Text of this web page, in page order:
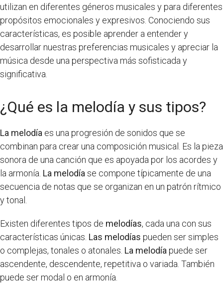
utilizan en diferentes géneros musicales y para diferentes
propósitos emocionales y expresivos. Conociendo sus
características, es posible aprender a entender y
desarrollar nuestras preferencias musicales y apreciar la
música desde una perspectiva más sofisticada y
significativa.
¿Qué es la melodía y sus tipos?
La melodía es una progresión de sonidos que se
combinan para crear una composición musical. Es la pieza
sonora de una canción que es apoyada por los acordes y
la armonía. La melodía se compone típicamente de una
secuencia de notas que se organizan en un patrón rítmico
y tonal.
Existen diferentes tipos de melodías, cada una con sus
características únicas. Las melodías pueden ser simples
o complejas, tonales o atonales. La melodía puede ser
ascendente, descendente, repetitiva o variada. También
puede ser modal o en armonía.